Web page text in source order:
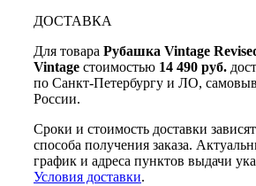
ДОСТАВКА
Для товара Рубашка Vintage
Vintage стоимостью 14 490 руб.
по Санкт-Петербургу и ЛО,
России.
Сроки и стоимость доставки
способа получения заказа.
график и адреса пунктов выдачи
Условия доставки.